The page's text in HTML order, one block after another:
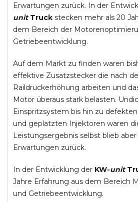
Erwartungen zurück. In der
unit Truck stecken mehr als 20
dem Bereich der
Getriebeentwicklung.
Auf dem Markt zu finden waren
effektive Zusatzstecker die nach
Raildruckerhöhung arbeiten und
Motor überaus stark belasten.
Einspritzsystem bis hin zu
und geplatzten Injektoren waren
Leistungsergebnis selbst blieb
Erwartungen zurück.
In der Entwicklung der KW-unit
Jahre Erfahrung aus dem Bereich
und Getriebeentwicklung.